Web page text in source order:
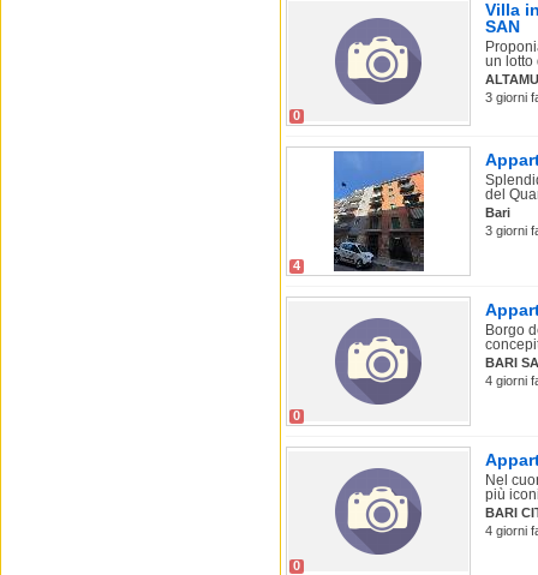
0
Villa
SAN
un lotto
3 giorni
4
del
Bari
3 giorni
0
Borgo
BARI
4 giorni
0
Nel
più
BARI
4 giorni